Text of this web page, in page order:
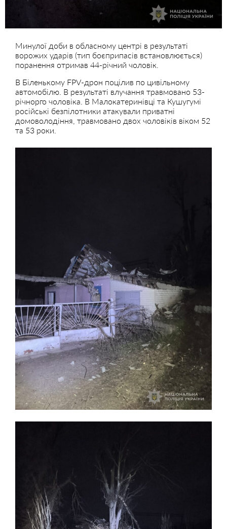
Минулої доби в обласному центрі в результаті
ворожих ударів (тип боєприпасів встановлюється)
поранення отримав 44-річний чоловік.
В Біленькому FPV-дрон поцілив по цивільному
автомобілю. В результаті влучання травмовано 53-
річнорго чоловіка. В Малокатеринівці та Кушугумі
російські безпілотники атакували приватні
домоволодіння, травмовано двох чоловіків віком 52
та 53 роки.